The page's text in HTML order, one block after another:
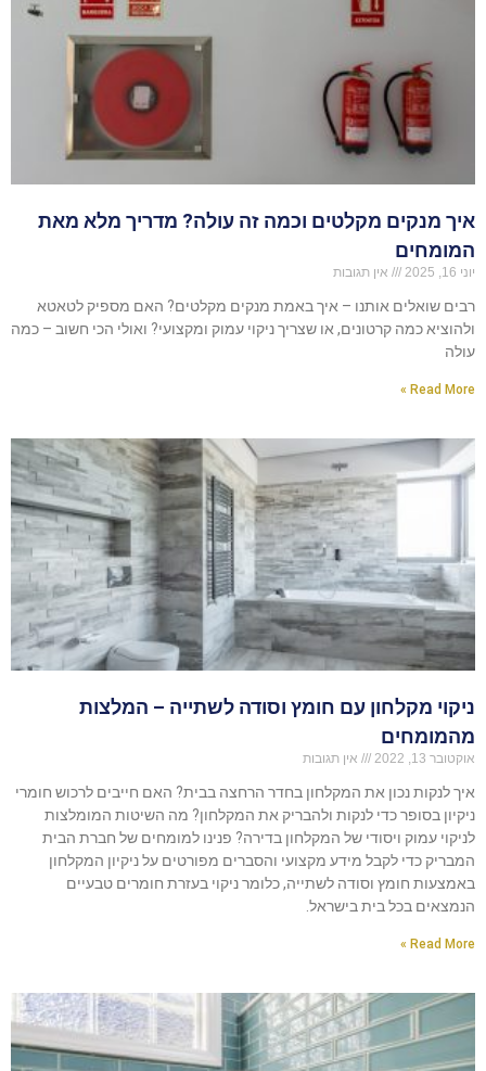
איך מנקים מקלטים וכמה זה עולה? מדריך מלא מאת
המומחים
יוני 16, 2025 אין תגובות
רבים שואלים אותנו – איך באמת מנקים מקלטים? האם מספיק לטאטא
ולהוציא כמה קרטונים, או שצריך ניקוי עמוק ומקצועי? ואולי הכי חשוב – כמה
עולה
Read More »
ניקוי מקלחון עם חומץ וסודה לשתייה – המלצות
מהמומחים
אוקטובר 13, 2022 אין תגובות
איך לנקות נכון את המקלחון בחדר הרחצה בבית? האם חייבים לרכוש חומרי
ניקיון בסופר כדי לנקות ולהבריק את המקלחון? מה השיטות המומלצות
לניקוי עמוק ויסודי של המקלחון בדירה? פנינו למומחים של חברת הבית
המבריק כדי לקבל מידע מקצועי והסברים מפורטים על ניקיון המקלחון
באמצעות חומץ וסודה לשתייה, כלומר ניקוי בעזרת חומרים טבעיים
הנמצאים בכל בית בישראל.
Read More »